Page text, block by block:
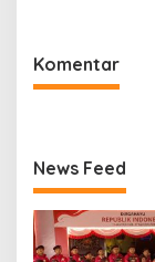
Komentar
News Feed